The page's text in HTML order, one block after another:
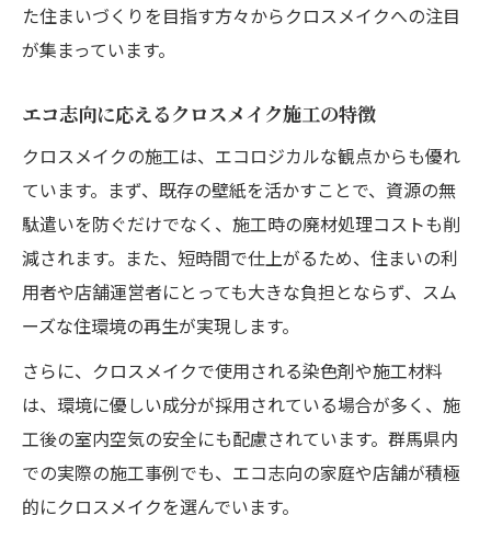
た住まいづくりを目指す方々からクロスメイクへの注目
が集まっています。
エコ志向に応えるクロスメイク施工の特徴
クロスメイクの施工は、エコロジカルな観点からも優れ
ています。まず、既存の壁紙を活かすことで、資源の無
駄遣いを防ぐだけでなく、施工時の廃材処理コストも削
減されます。また、短時間で仕上がるため、住まいの利
用者や店舗運営者にとっても大きな負担とならず、スム
ーズな住環境の再生が実現します。
さらに、クロスメイクで使用される染色剤や施工材料
は、環境に優しい成分が採用されている場合が多く、施
工後の室内空気の安全にも配慮されています。群馬県内
での実際の施工事例でも、エコ志向の家庭や店舗が積極
的にクロスメイクを選んでいます。